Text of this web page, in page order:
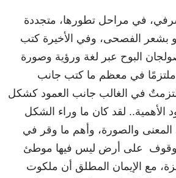
في مراحل تطورها، متجددة
بشعر الفصحى، وفي الأخيرة كتب
البوح عبر لغة ورؤية وصورة
ملتزمًا في معظم ما كتب جانب
في الغالب جانب العمود كشكل
الأهمية.. لقد كان ما وراء الشكل
والصورة، وأهم ما وقر في
على أرض ليس فيها موطئ
مع الإيمان المطلق أن ملكوت